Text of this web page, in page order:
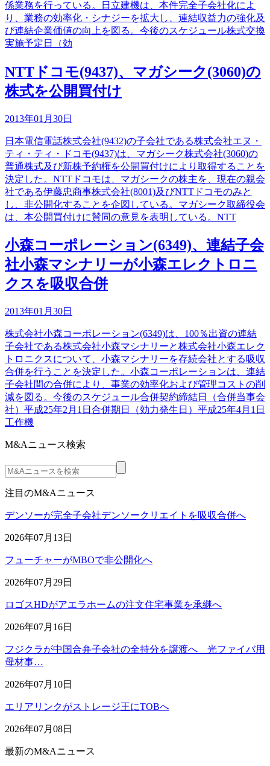
係業務を行っている。日立建機は、本件完全子会社化によ
り、業務の効率化・シナジーを拡大し、連結収益力の強化及
び連結企業価値の向上を図る。今後のスケジュール株式交換
実施予定日（効
NTTドコモ(9437)、マガシーク(3060)の
株式を公開買付け
2013年01月30日
日本電信電話株式会社(9432)の子会社である株式会社エヌ・
ティ・ティ・ドコモ(9437)は、マガシーク株式会社(3060)の
普通株式及び新株予約権を公開買付けにより取得することを
決定した。NTTドコモは、マガシークの株主を、現在の親会
社である伊藤忠商事株式会社(8001)及びNTTドコモのみと
し、非公開化することを企図している。マガシーク取締役会
は、本公開買付けに賛同の意見を表明している。NTT
小森コーポレーション(6349)、連結子会
社小森マシナリーが小森エレクトロニ
クスを吸収合併
2013年01月30日
株式会社小森コーポレーション(6349)は、100％出資の連結
子会社である株式会社小森マシナリーと株式会社小森エレク
トロニクスについて、小森マシナリーを存続会社とする吸収
合併を行うことを決定した。小森コーポレーションは、連結
子会社間の合併により、事業の効率化および管理コストの削
減を図る。今後のスケジュール合併契約締結日（合併当事会
社）平成25年2月1日合併期日（効力発生日）平成25年4月1日
工作機
M&Aニュース検索
注目のM&Aニュース
デンソーが完全子会社デンソークリエイトを吸収合併へ
2026年07月13日
フューチャーがMBOで非公開化へ
2026年07月29日
ロゴスHDがアエラホームの注文住宅事業を承継へ
2026年07月16日
フジクラが中国合弁子会社の全持分を譲渡へ 光ファイバ用
母材事…
2026年07月10日
エリアリンクがストレージ王にTOBへ
2026年07月08日
最新のM&Aニュース